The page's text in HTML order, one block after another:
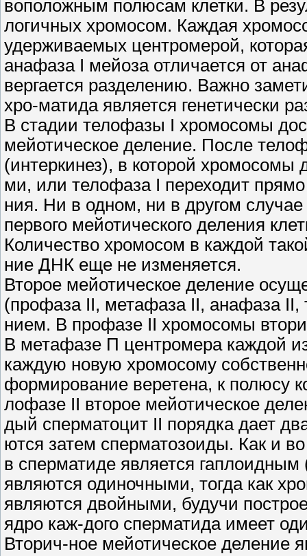
воположным полюсам клетки. В
логичных хромосом. Каждая
удерживаемых центромерой,
анафаза I мейоза отличается от
вергается разделению. Важно
хро-матида является генетически
В стадии телофазы I хромосомы
мейотическое деление. После
(интеркинез), в которой
ми, или телофаза I переходит
ния. Ни в одном, ни в другом
первого мейотического деления
Количество хромосом в каждой
ние ДНК еще не изменяется.
Второе мейотическое деление
(профаза II, метафаза II, анафаза II,
нием. В профазе II хромосомы
В метафазе П центромера каждой
каждую новую хромосому
формирование веретена, к полюсу
лофазе II второе мейотическое
дый сперматоцит II порядка дает
ются затем сперматозоиды. Как и
в сперматиде является
являются одиночными, тогда как
являются двойными, будучи
ядро каж-дого сперматида имеет
Вторич-ное мейотическое деление